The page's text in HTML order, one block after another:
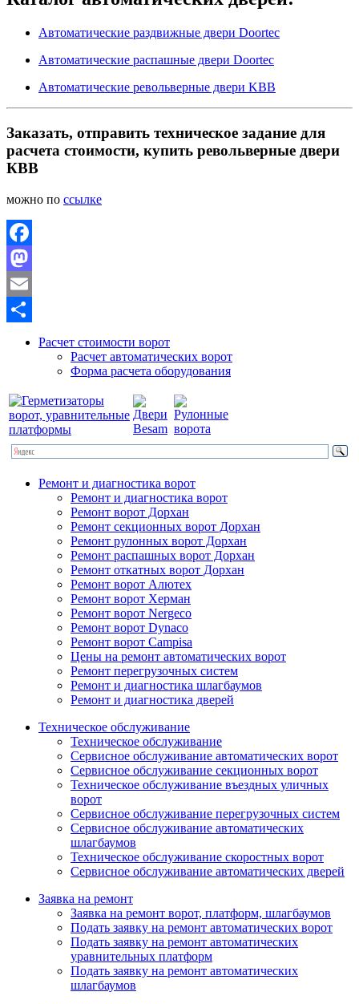
Автоматические раздвижные двери Doortec
Автоматические распашные двери Doortec
Автоматические револьверные двери KBB
Заказать, отправить техническое задание для
расчета стоимости, купить револьверные двери
КВВ
можно по ссылке
Facebook
Mastodon
Email
Отправить
Расчет стоимости ворот
Расчет автоматических ворот
Форма расчета оборудования
Ремонт и диагностика ворот
Ремонт и диагностика ворот
Ремонт ворот Дорхан
Ремонт секционных ворот Дорхан
Ремонт рулонных ворот Дорхан
Ремонт распашных ворот Дорхан
Ремонт откатных ворот Дорхан
Ремонт ворот Алютех
Ремонт ворот Херман
Ремонт ворот Nergeco
Ремонт ворот Dynaco
Ремонт ворот Campisa
Цены на ремонт автоматических ворот
Ремонт перегрузочных систем
Ремонт и диагностика шлагбаумов
Ремонт и диагностика дверей
Техническое обслуживание
Техническое обслуживание
Сервисное обслуживание автоматических ворот
Сервисное обслуживание секционных ворот
Техническое обслуживание въездных уличных
ворот
Сервисное обслуживание перегрузочных систем
Сервисное обслуживание автоматических
шлагбаумов
Техническое обслуживание скоростных ворот
Сервисное обслуживание автоматических дверей
Заявка на ремонт
Заявка на ремонт ворот, платформ, шлагбаумов
Подать заявку на ремонт автоматических ворот
Подать заявку на ремонт автоматических
уравнительных платформ
Подать заявку на ремонт автоматических
шлагбаумов